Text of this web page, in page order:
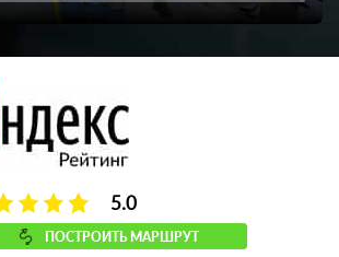
5.0
ПОСТРОИТЬ МАРШРУТ